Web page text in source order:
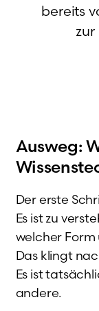
bereits
Ausweg:
Der erste
Es ist zu
welcher
Das klingt
Es ist
andere.